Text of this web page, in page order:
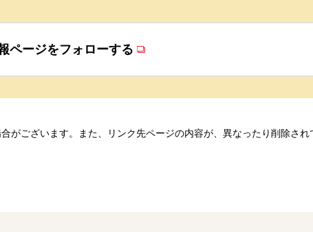
ページをフォローする
がございます。また、リンク先ページの内容が、異なったり削除され